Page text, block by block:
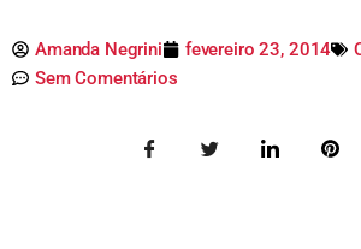
Amanda Negrini fevereiro 23, 2014
Sem Comentários